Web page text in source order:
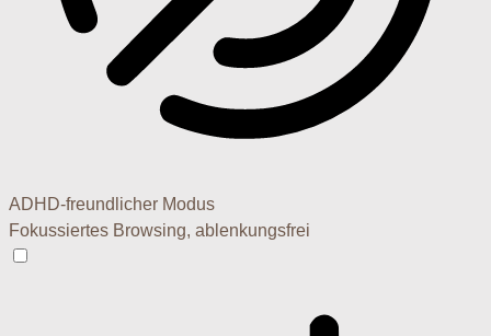
ADHD-freundlicher Modus
Fokussiertes Browsing, ablenkungsfrei